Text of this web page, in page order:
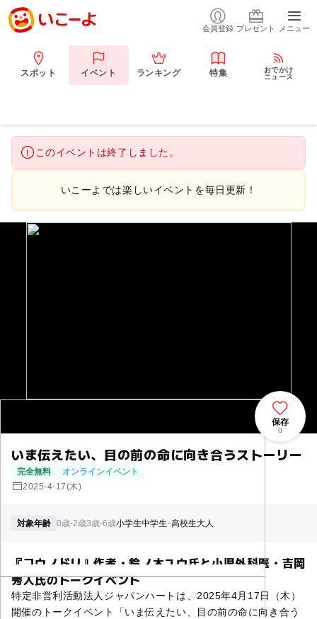
会員登録 プレゼント メニュー
スポット イベント ランキング 特集
おでかけ
ニュース
このイベントは終了しました。
いこーよでは楽しいイベントを毎日更新！
いま伝えたい、目の前の命に向き合うストーリー
完全無料
オンラインイベント
2025-4-17(木)
保存
0
対象年齢 0歳-2歳3歳-6歳小学生中学生･高校生大人
『コウノドリ』作者・鈴ノ木ユウ氏と小児外科医・吉岡
秀人氏のトークイベント
特定非営利活動法人ジャパンハートは、2025年4月17日（木）
開催のトークイベント「いま伝えたい、目の前の命に向き合う